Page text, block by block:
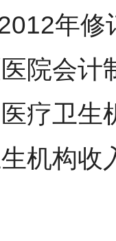
年
院会计
疗卫生
机构收